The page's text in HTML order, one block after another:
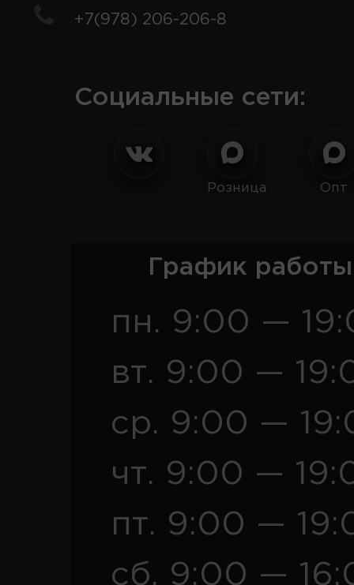
+7(978) 206-206-8
Социальные сети:
Розница Опт
График
пн. 9:00 —
вт. 9:00 —
ср. 9:00 —
чт. 9:00 —
пт. 9:00 —
сб. 9:00 —